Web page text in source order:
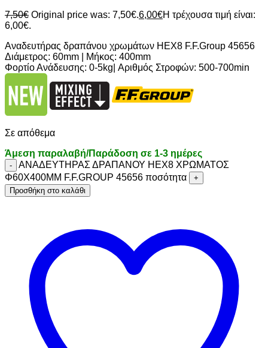
7,50€ Original price was: 7,50€.6,00€Η τρέχουσα τιμή είναι:
6,00€.
Αναδευτήρας δραπάνου χρωμάτων ΗΕΧ8 F.F.Group 45656
Διάμετρος: 60mm | Μήκος: 400mm
Φορτίο Ανάδευσης: 0-5kg| Αριθμός Στροφών: 500-700min
Σε απόθεμα
Άμεση παραλαβή/Παράδοση σε 1-3 ημέρες
ΑΝΑΔΕΥΤΗΡΑΣ ΔΡΑΠΑΝΟΥ ΗΕΧ8 ΧΡΩΜΑΤΟΣ
Φ60Χ400MM F.F.GROUP 45656 ποσότητα
Προσθήκη στο καλάθι